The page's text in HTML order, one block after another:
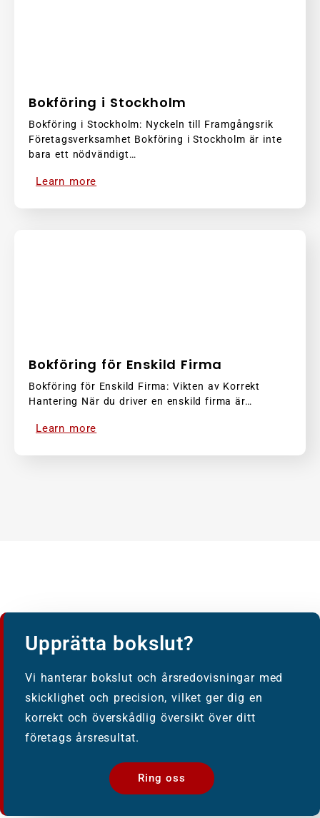
Bokföring i Stockholm
Bokföring i Stockholm: Nyckeln till Framgångsrik
Företagsverksamhet Bokföring i Stockholm är inte
bara ett nödvändigt…
Learn more
Bokföring för Enskild Firma
Bokföring för Enskild Firma: Vikten av Korrekt
Hantering När du driver en enskild firma är…
Learn more
Upprätta bokslut?
Vi hanterar bokslut och årsredovisningar med
skicklighet och precision, vilket ger dig en
korrekt och överskådlig översikt över ditt
företags årsresultat.
Ring oss